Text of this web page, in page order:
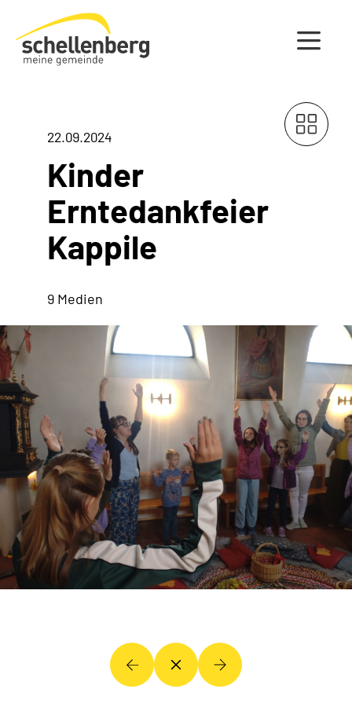
Gemeinde Schellenberg Startseite
22.09.2024
Kinder
Erntedankfeier
Kappile
9 Medien